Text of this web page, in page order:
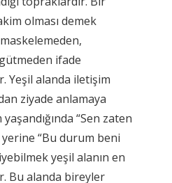
olması demek
ifade
Yeşil alanda iletişim
ziyade anlamaya
“Sen zaten
“Bu durum beni
yeşil alanın en
Bu alanda bireyler